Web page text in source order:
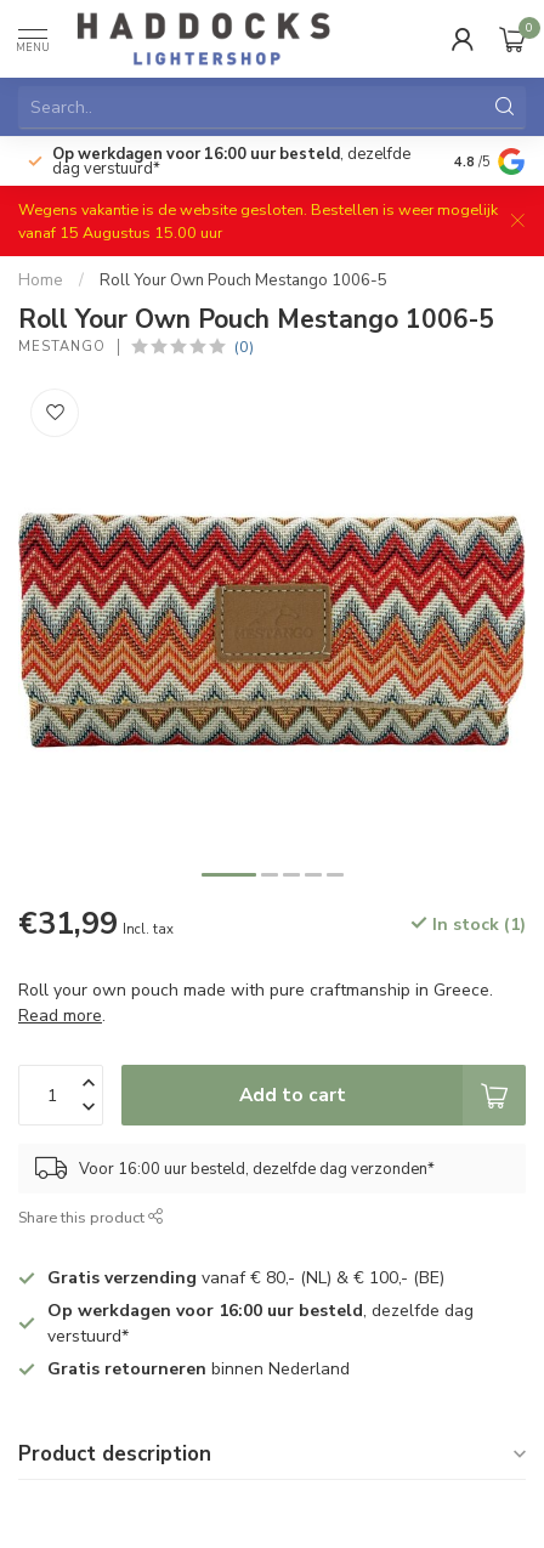
MENU
0
Op werkdagen voor 16:00 uur besteld, dezelfde
dag verstuurd* Gratis
4.8 /5
Wegens vakantie is de website gesloten. Bestellen is weer mogelijk
vanaf 15 Augustus 15.00 uur
Home / Roll Your Own Pouch Mestango 1006-5
Roll Your Own Pouch Mestango 1006-5
MESTANGO (0)
€31,99 Incl. tax In stock (1)
Roll your own pouch made with pure craftmanship in Greece.
Read more.
Add to cart
Voor 16:00 uur besteld, dezelfde dag verzonden*
Share this product
Gratis verzending vanaf € 80,- (NL) & € 100,- (BE)
Op werkdagen voor 16:00 uur besteld, dezelfde dag
verstuurd*
Gratis retourneren binnen Nederland
Product description